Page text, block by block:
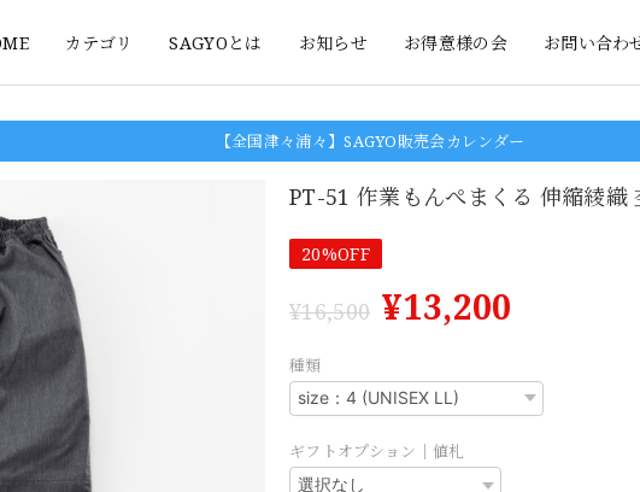
カテゴリ SAGYOとは お知らせ お得意様の会 お問い合わ
【全国津々浦々】SAGYO販売会カレンダー
PT-51 作業もんぺまくる 伸縮綾織
20%OFF
¥16,500 ¥13,200
種類
ギフトオプション｜値札